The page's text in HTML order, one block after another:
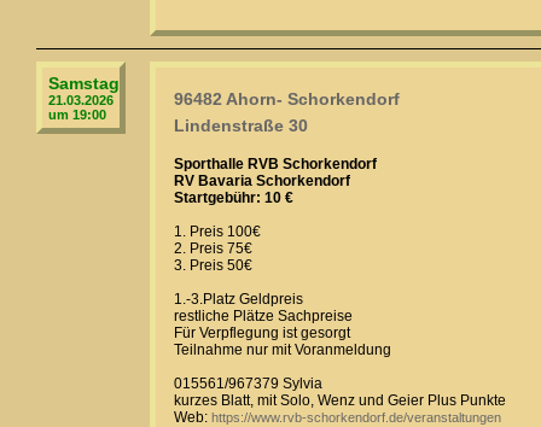
Samstag
21.03.2026
um 19:00
96482 Ahorn- Schorkendorf
Lindenstraße 30
Sporthalle RVB Schorkendorf
RV Bavaria Schorkendorf
Startgebühr: 10 €
1. Preis 100€
2. Preis 75€
3. Preis 50€
1.-3.Platz Geldpreis
restliche Plätze Sachpreise
Für Verpflegung ist gesorgt
Teilnahme nur mit Voranmeldung
015561/967379 Sylvia
kurzes Blatt, mit Solo, Wenz und Geier Plus Punkte
Web: https://www.rvb-schorkendorf.de/veranstaltungen